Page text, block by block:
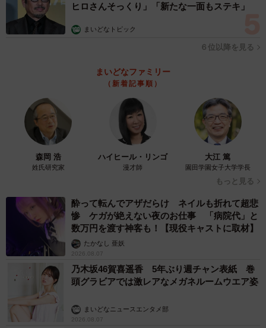
ヒロさんそっくり」「新たな一面もステキ」
まいどなトピック
６位以降を見る
まいどなファミリー
（新着記事順）
森岡 浩
姓氏研究家
ハイヒール・リンゴ
漫才師
大江 篤
園田学園女子大学学長
もっと見る
酔って転んでアザだらけ ネイルも折れて超悲
惨 ケガが絶えない夜のお仕事 「病院代」と
数万円を渡す神客も！【現役キャストに取材】
たかなし 亜妖
2026.08.07
乃木坂46賀喜遥香 5年ぶり週チャン表紙 巻
頭グラビアでは激レアなメガネルームウエア姿
まいどなニュースエンタメ部
2026.08.07